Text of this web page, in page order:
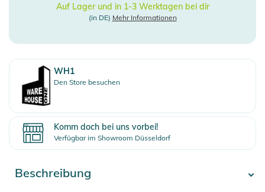
Auf Lager und in 1-3 Werktagen bei dir
(in DE) Mehr Informationen
WH1
Den Store besuchen
Komm doch bei uns vorbei!
Verfügbar im Showroom Düsseldorf
Beschreibung